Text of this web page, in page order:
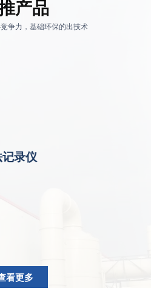
产品
争力，基础环保的出技术
录仪
看更多